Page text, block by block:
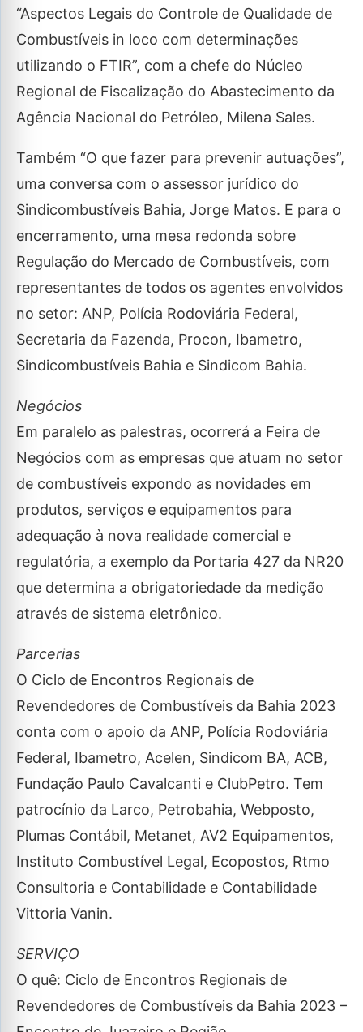
“Aspectos Legais do Controle de Qualidade de
Combustíveis in loco com determinações
utilizando o FTIR”, com a chefe do Núcleo
Regional de Fiscalização do Abastecimento da
Agência Nacional do Petróleo, Milena Sales.
Também “O que fazer para prevenir autuações”,
uma conversa com o assessor jurídico do
Sindicombustíveis Bahia, Jorge Matos. E para o
encerramento, uma mesa redonda sobre
Regulação do Mercado de Combustíveis, com
representantes de todos os agentes envolvidos
no setor: ANP, Polícia Rodoviária Federal,
Secretaria da Fazenda, Procon, Ibametro,
Sindicombustíveis Bahia e Sindicom Bahia.
Negócios
Em paralelo as palestras, ocorrerá a Feira de
Negócios com as empresas que atuam no setor
de combustíveis expondo as novidades em
produtos, serviços e equipamentos para
adequação à nova realidade comercial e
regulatória, a exemplo da Portaria 427 da NR20
que determina a obrigatoriedade da medição
através de sistema eletrônico.
Parcerias
O Ciclo de Encontros Regionais de
Revendedores de Combustíveis da Bahia 2023
conta com o apoio da ANP, Polícia Rodoviária
Federal, Ibametro, Acelen, Sindicom BA, ACB,
Fundação Paulo Cavalcanti e ClubPetro. Tem
patrocínio da Larco, Petrobahia, Webposto,
Plumas Contábil, Metanet, AV2 Equipamentos,
Instituto Combustível Legal, Ecopostos, Rtmo
Consultoria e Contabilidade e Contabilidade
Vittoria Vanin.
SERVIÇO
O quê: Ciclo de Encontros Regionais de
Revendedores de Combustíveis da Bahia 2023 –